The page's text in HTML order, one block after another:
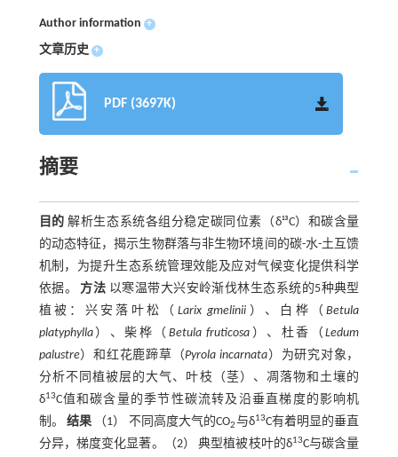
Author information +
文章历史 +
PDF (3697K)
摘要
目的 解析生态系统各组分稳定碳同位素（δ¹³C）和碳含量
的动态特征，揭示生物群落与非生物环境间的碳-水-土互馈
机制，为提升生态系统管理效能及应对气候变化提供科学
依据。方法 以寒温带大兴安岭渐伐林生态系统的5种典型
植被：兴安落叶松（ Larix gmelinii ）、白桦（Betula
platyphylla）、柴桦（ Betula fruticosa ）、杜香（Ledum
palustre）和红花鹿蹄草（Pyrola incarnata）为研究对象，
分析不同植被层的大气、叶枝（茎）、凋落物和土壤的
δ13C值和碳含量的季节性碳流转及沿垂直梯度的影响机
制。 结果 （1） 不同高度大气的CO2与δ13C有着明显的垂直
分异，梯度变化显著。（2） 典型植被枝叶的δ13C与碳含量